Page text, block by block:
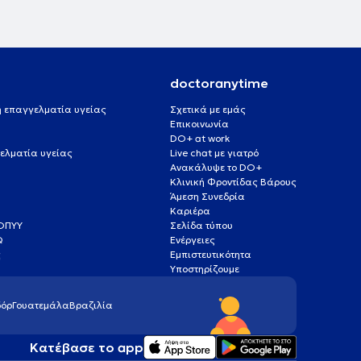
επαγγελματία υγείας
υγείας
doctoranytime
Σχετικά με εμάς
Επικοινωνία
DO+ at work
Live chat με γιατρό
Ανακάλυψε το DO+
Κλινική Φροντίδας Βάρους
Άμεση Συνεδρία
Καριέρα
Σελίδα τύπου
Ενέργειες
Εμπιστευτικότητα
Υποστηρίζουμε
ΓουατεμάλαΒραζιλία
Κατέβασε το app